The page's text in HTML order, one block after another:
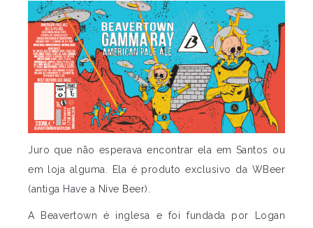
Juro que não esperava encontrar ela em Santos ou
em loja alguma. Ela é produto exclusivo da WBeer
(antiga Have a Nive Beer).
A Beavertown é inglesa e foi fundada por Logan